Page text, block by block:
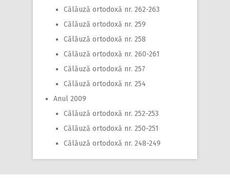
Călăuză ortodoxă nr. 262-263
Călăuză ortodoxă nr. 259
Călăuză ortodoxă nr. 258
Călăuză ortodoxă nr. 260-261
Călăuză ortodoxă nr. 257
Călăuză ortodoxă nr. 254
Anul 2009
Călăuză ortodoxă nr. 252-253
Călăuză ortodoxă nr. 250-251
Călăuză ortodoxă nr. 248-249